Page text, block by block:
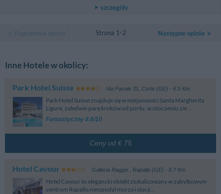
szczegóły
Strona 1-2 Następne opinie
Inne Hotele w okolicy:
Park Hotel Suisse Via Favale 31 Corte (GE) - 6.5 Km
Park Hotel Suisse znajduje się w miejsowości Santa Margherita
Ligure, zaledwie parę kroków od portu, w otoczeniu zie...
Fantastyczny 8.6/10
Ceny od € 75
Hotel Cavour Galleria Raggio , Rapallo (GE) - 6.7 Km
Hotel Cavour to elegancki obiekt zlokalizowany w zabytkowym
centrum Rapallo nieopodal morza i stacji...